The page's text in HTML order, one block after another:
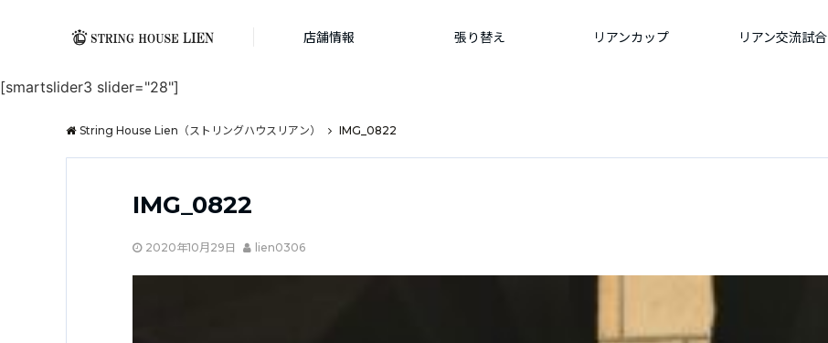
店舗情報 張り替え リアンカップ リアン交流試合
[smartslider3 slider="28"]
String House Lien（ストリングハウスリアン） IMG_0822
IMG_0822
2020年10月29日 lien0306